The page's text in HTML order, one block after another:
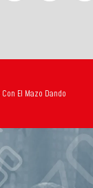
El Mazo Dando